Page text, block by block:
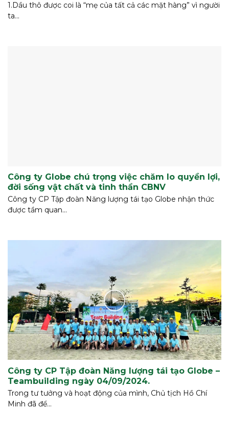
1.Dầu thô được coi là “mẹ của tất cả các mặt hàng” vì người
ta...
Công ty Globe chú trọng việc chăm lo quyền lợi,
đời sống vật chất và tinh thần CBNV
Công ty CP Tập đoàn Năng lượng tái tạo Globe nhận thức
được tầm quan...
Công ty CP Tập đoàn Năng lượng tái tạo Globe –
Teambuilding ngày 04/09/2024.
Trong tư tưởng và hoạt động của mình, Chủ tịch Hồ Chí
Minh đã để...